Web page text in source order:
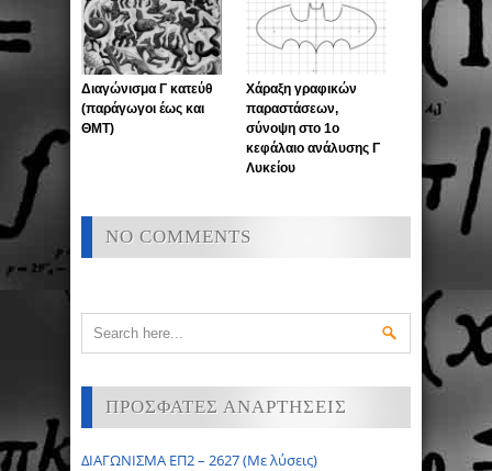
Διαγώνισμα Γ κατεύθ
(παράγωγοι έως και
ΘΜΤ)
Χάραξη γραφικών
παραστάσεων,
σύνοψη στο 1ο
κεφάλαιο ανάλυσης Γ
Λυκείου
NO COMMENTS
ΠΡΟΣΦΑΤΕΣ ΑΝΑΡΤΗΣΕΙΣ
ΔΙΑΓΩΝΙΣΜΑ ΕΠ2 – 2627 (Με λύσεις)